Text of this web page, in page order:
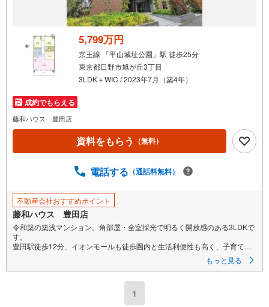
5,799万円
京王線 「平山城址公園」駅 徒歩25分
東京都日野市旭が丘3丁目
3LDK＋WIC / 2023年7月（築4年）
成約でもらえる
藤和ハウス 豊田店
資料をもらう （無料）
電話する （通話料無料）
不動産会社おすすめポイント
藤和ハウス 豊田店
令和築の築浅マンション。角部屋・全室採光で明るく開放感のある3LDKで
す。
豊田駅徒歩12分、イオンモールも徒歩圏内と生活利便性も高く、子育て世
もっと見る
1